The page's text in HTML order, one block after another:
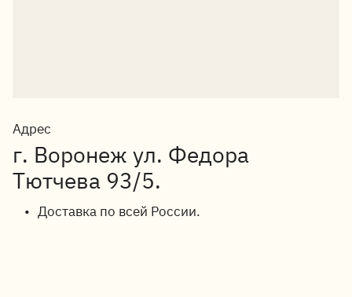
Адрес
г. Воронеж ул. Федора
Тютчева 93/5.
Доставка по всей России.